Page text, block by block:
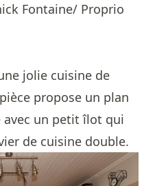
Fontaine/ Proprio
jolie cuisine de
propose un plan
un petit îlot qui
de cuisine double.